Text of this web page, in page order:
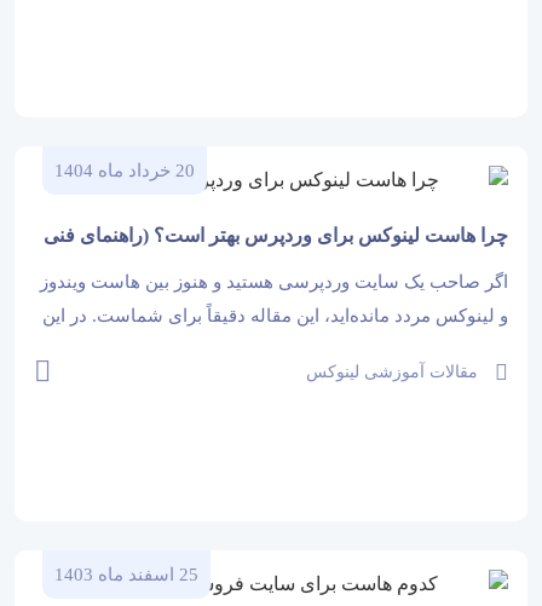
20 خرداد ماه 1404
چرا هاست لینوکس برای وردپرس بهتر است؟ (راهنمای فنی
+ تجربه واقعی)
اگر صاحب یک سایت وردپرسی هستید و هنوز بین هاست ویندوز
و لینوکس مردد مانده‌اید، این مقاله دقیقاً برای شماست. در این
اجرای سایت‌های وردپرسی است؛ با دلایل فنی، تجربه...
مقالات آموزشی لینوکس
25 اسفند ماه 1403